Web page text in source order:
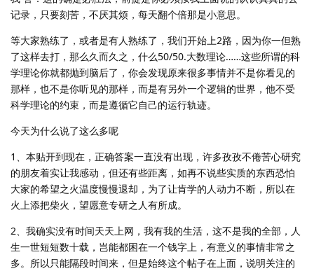
记录，只要刻苦，不厌其烦，每天翻个倍那是小意思。
等大家熟练了，或者是有人熟练了，我们开始上2路，因为你一但熟
了这样去打，那么久而久之，什么50/50.大数理论……这些所谓的科
学理论你就都抛到脑后了，你会发现原来很多事情并不是你看见的
那样，也不是你听见的那样，而是有另外一个逻辑的世界，他不受
科学理论的约束，而是遵循它自己的运行轨迹。
今天为什么说了这么多呢
1、本贴开到现在，正确答案一直没有出现，许多孜孜不倦苦心研究
的朋友着实让我感动，但还有些距离，如再不说些实质的东西恐怕
大家的希望之火温度慢慢退却，为了让肯学的人动力不断，所以在
火上添把柴火，望愿意专研之人有所成。
2、我确实没有时间天天上网，我有我的生活，这不是我的全部，人
生一世短短数十载，岂能都困在一个钱字上，有意义的事情非常之
多。所以只能隔段时间来，但是始终这个帖子在上面，说明关注的